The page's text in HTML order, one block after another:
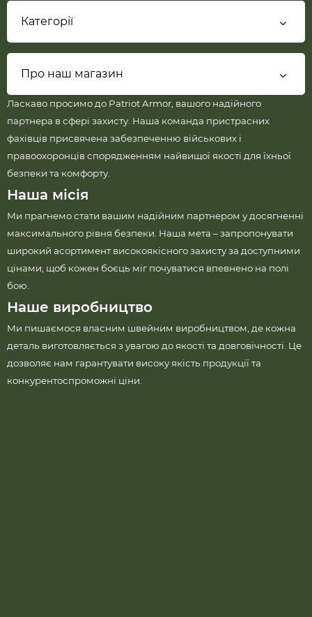
Категорії
Про наш магазин
Ласкаво просимо до Patriot Armor, вашого надійного
партнера в сфері захисту. Наша команда пристрасних
фахівців присвячена забезпеченню військових і
правоохоронців спорядженням найвищої якості для їхньої
безпеки та комфорту.
Наша місія
Ми прагнемо стати вашим надійним партнером у досягненні
максимального рівня безпеки. Наша мета – запропонувати
широкий асортимент високоякісного захисту за доступними
цінами, щоб кожен боєць міг почуватися впевнено на полі
бою.
Наше виробництво
Ми пишаємося власним швейним виробництвом, де кожна
деталь виготовляється з увагою до якості та довговічності. Це
дозволяє нам гарантувати високу якість продукції та
конкурентоспроможні ціни.